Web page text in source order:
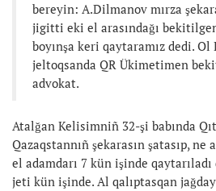
bereyin: A.Dilmanov mırza
jigitti eki el arasındağı
boyınşa keri qaytaramız dedi. Ol
jeltoqsanda QR Ükimetimen
advokat.
Atalğan Kelisimniñ 32-şi babında
Qazaqstannıñ şekarasın şatasıp, ne
el adamdarı 7 kün işinde
jeti kün işinde. Al qalıptasqan